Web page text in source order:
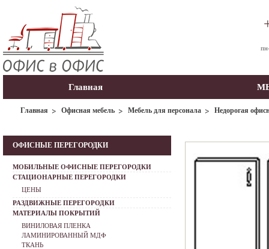
Главная
Главная Офисная мебель Мебель для персонала Недорогая
ОФИСНЫЕ ПЕРЕГОРОДКИ
МОБИЛЬНЫЕ ОФИСНЫЕ ПЕРЕГОРОДКИ
СТАЦИОНАРНЫЕ ПЕРЕГОРОДКИ
ЦЕНЫ
РАЗДВИЖНЫЕ ПЕРЕГОРОДКИ
МАТЕРИАЛЫ ПОКРЫТИЙ
ВИНИЛОВАЯ ПЛЕНКА
ЛАМИНИРОВАННЫЙ МДФ
ТКАНЬ